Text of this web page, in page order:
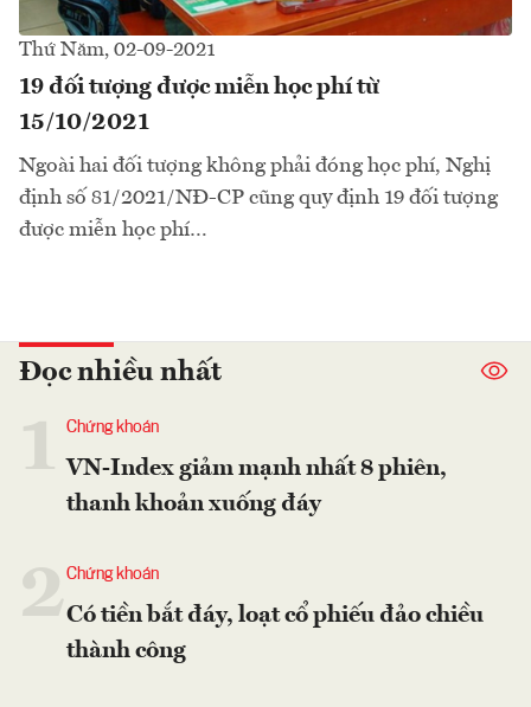
Thứ Năm, 02-09-2021
19 đối tượng được miễn học phí từ
15/10/2021
Ngoài hai đối tượng không phải đóng học phí, Nghị
định số 81/2021/NĐ-CP cũng quy định 19 đối tượng
được miễn học phí…
Đọc nhiều nhất
Chứng khoán
VN-Index giảm mạnh nhất 8 phiên,
thanh khoản xuống đáy
2Chứng khoán
Có tiền bắt đáy, loạt cổ phiếu đảo chiều
thành công